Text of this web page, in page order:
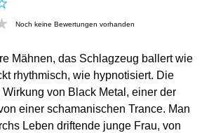
Noch keine Bewertungen vorhanden
Mähnen, das Schlagzeug ballert wie
rhythmisch, wie hypnotisiert. Die
von Black Metal, einer der
einer schamanischen Trance. Man
Leben driftende junge Frau, von